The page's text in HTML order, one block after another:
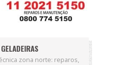
GELADEIRAS
zona norte: reparos,